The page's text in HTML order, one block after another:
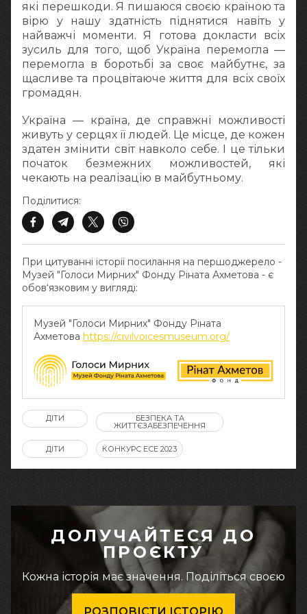
які перешкоди. Я пишаюся своєю країною та
вірю у нашу здатність піднятися навіть у
найважчі моменти. Я готова докласти всіх
зусиль для того, щоб Україна перемогла —
перемогла в боротьбі за своє майбутнє, за
щасливе та процвітаюче життя для всіх своїх
громадян.
Україна — країна, де справжні можливості
живуть у серцях її людей. Це місце, де кожен
здатен змінити світ навколо себе. І це тільки
початок безмежних можливостей, які
чекають на реалізацію в майбутньому.
При цитуванні історії посилання на першоджерело -
Музей "Голоси Мирних" Фонду Ріната Ахметова - є
обов‘язковим у вигляді:
Музей "Голоси Мирних" Фонду Ріната
Ахметова https://civilvoicesmuseum.org/
Поділитися:
ДІТИ БЕЗПЕКА ТА
ЖИТТЄЗАБЕЗПЕЧЕННЯ
ДІТИ КОНКУРС ЕСЕ 2023
ДОЛУЧАЙТЕСЯ ДО
ПРОЄКТУ
Кожна історія має значення. Поділіться своєю